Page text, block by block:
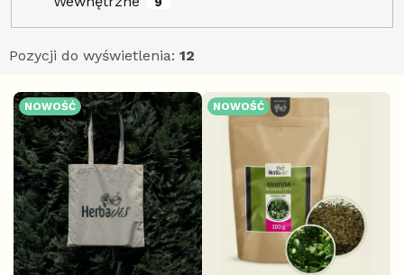
Pozycji do wyświetlenia: 12
NOWOŚĆ NOWOŚĆ